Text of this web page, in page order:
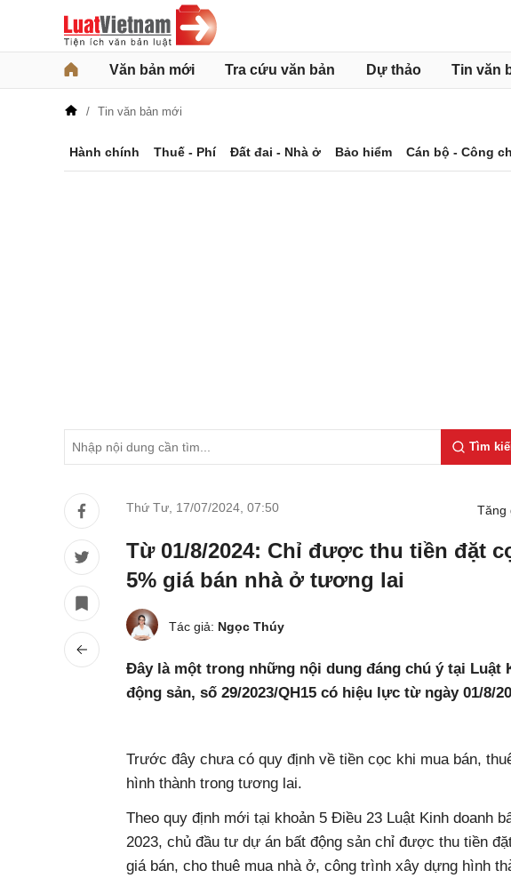
Văn bản mới Tra cứu văn bản Dự thảo Tin văn
Tin văn bản mới
Hành chính Thuế - Phí Đất đai - Nhà ở Bảo hiểm Cán bộ - Công
Tìm
Thứ Tư, 17/07/2024 07:50 Tăng
Từ 01/8/2024: Chỉ được thu tiền đặt
5% giá bán nhà ở tương lai
Tác giả: Ngọc Thúy
Đây là một trong những nội dung đáng chú ý tại Luật
động sản, số 29/2023/QH15 có hiệu lực từ ngày 01/8/
Trước đây chưa có quy định về tiền cọc khi mua bán,
hình thành trong tương lai.
Theo quy định mới tại khoản 5 Điều 23 Luật Kinh doanh
2023, chủ đầu tư dự án bất động sản chỉ được thu tiền
giá bán, cho thuê mua nhà ở, công trình xây dựng hình